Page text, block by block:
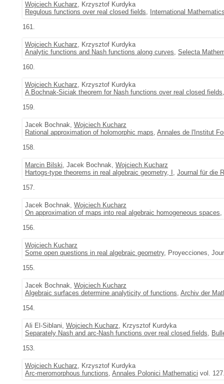
Wojciech Kucharz, Krzysztof Kurdyka
Regulous functions over real closed fields,
International
161.
Wojciech Kucharz, Krzysztof Kurdyka
Analytic functions and Nash functions along curves, Selecta
160.
Wojciech Kucharz, Krzysztof Kurdyka
A Bochnak-Siciak theorem for Nash functions over real closed fields
159.
Jacek Bochnak, Wojciech Kucharz
Rational approximation of holomorphic maps, Annales de l'Institut
158.
Marcin Bilski, Jacek Bochnak, Wojciech Kucharz
Hartogs-type theorems in real algebraic geometry, I , Journal für die
157.
Jacek Bochnak, Wojciech Kucharz
On approximation of maps into real algebraic homogeneous spaces,
156.
Wojciech Kucharz
Some open questions in real algebraic geometry, Proyecciones,
155.
Jacek Bochnak, Wojciech Kucharz
Algebraic surfaces determine analyticity of functions, Archiv der
154.
Ali El-Siblani, Wojciech Kucharz, Krzysztof Kurdyka
Separately Nash and arc-Nash functions over real closed fields,
153.
Wojciech Kucharz, Krzysztof Kurdyka
Arc-meromorphous functions, Annales Polonici Mathematici vol.